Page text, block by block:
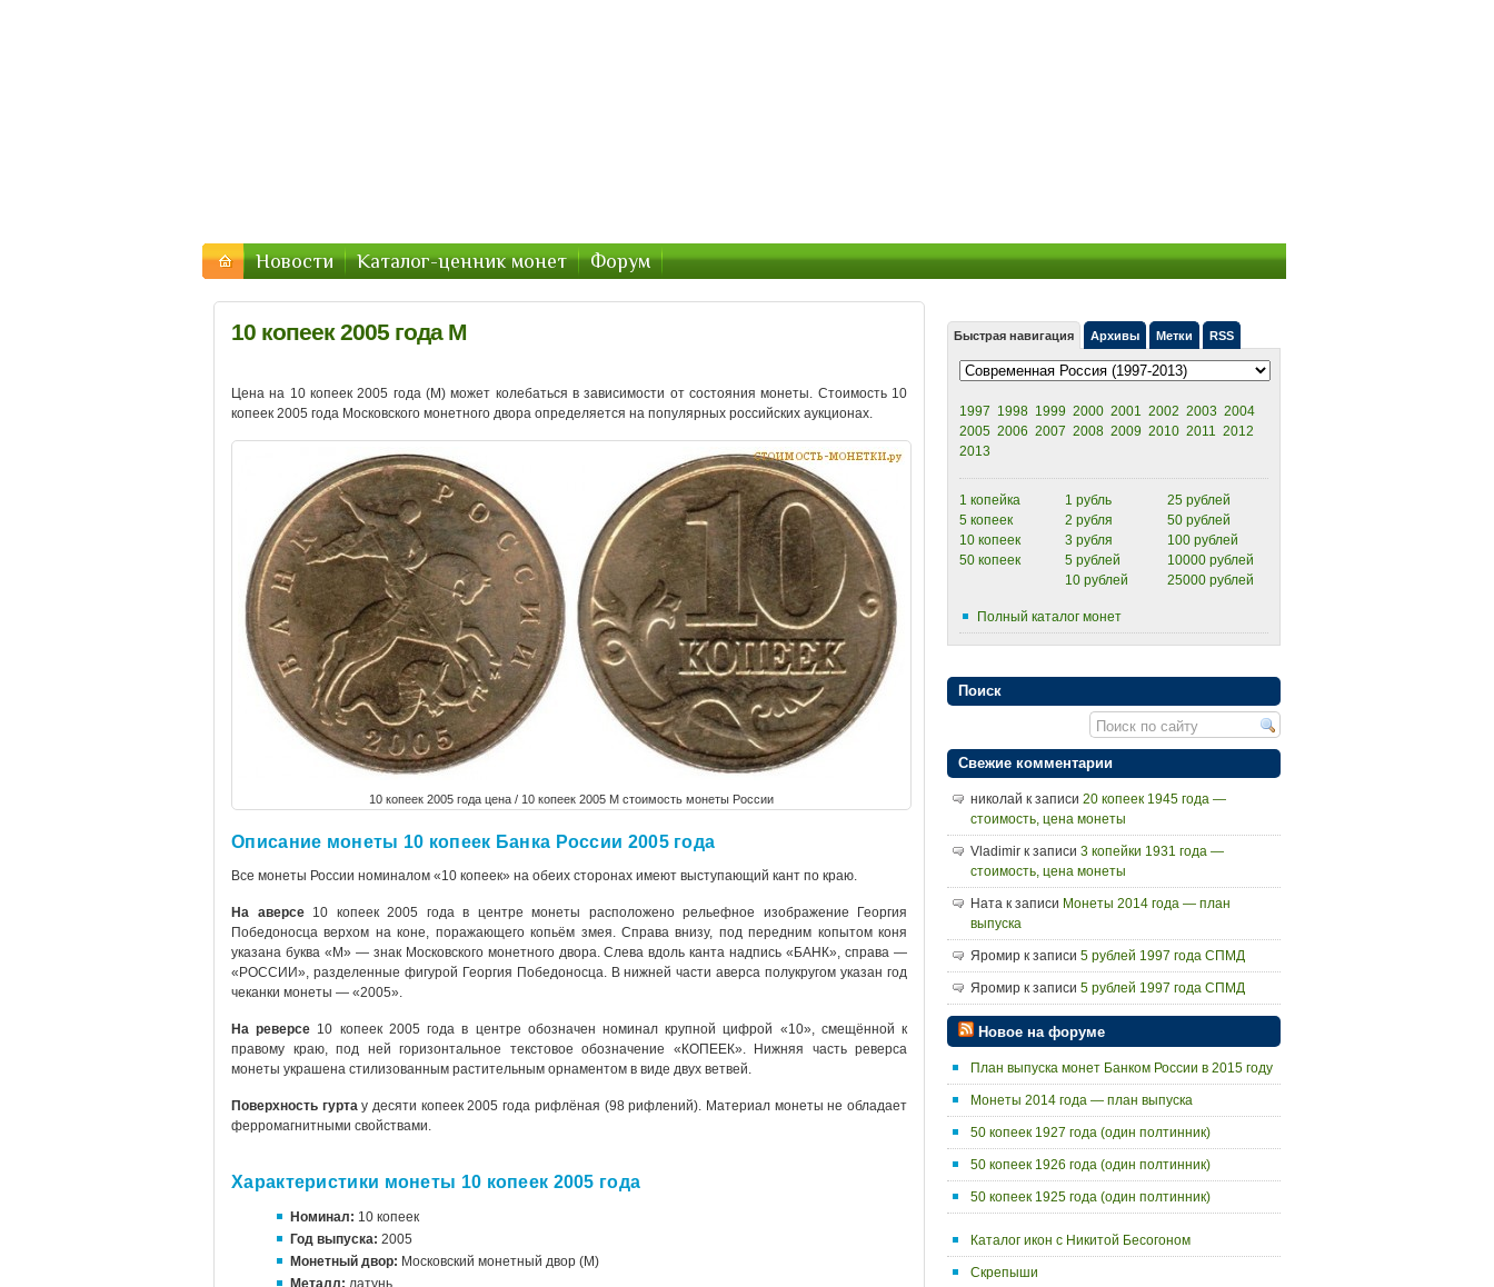
Новости Каталог-ценник монет Форум
10 копеек 2005 года М
Цена на 10 копеек 2005 года (М) может колебаться в зависимости от состояния монеты. Стоимость 10
копеек 2005 года Московского монетного двора определяется на популярных российских аукционах.
10 копеек 2005 года цена / 10 копеек 2005 М стоимость монеты России
Описание монеты 10 копеек Банка России 2005 года
Все монеты России номиналом «10 копеек» на обеих сторонах имеют выступающий кант по краю.
На аверсе10 копеек 2005 года в центре монеты расположено рельефное изображение Георгия
Победоносца верхом на коне, поражающего копьём змея. Справа внизу, под передним копытом коня
указана буква «М» — знак Московского монетного двора. Слева вдоль канта надпись «БАНК», справа —
«РОССИИ», разделенные фигурой Георгия Победоносца. В нижней части аверса полукругом указан год
чеканки монеты — «2005».
На реверсе 10 копеек 2005 года в центре обозначен номинал крупной цифрой «10», смещённой к
правому краю, под ней горизонтальное текстовое обозначение «КОПЕЕК». Нижняя часть реверса
монеты украшена стилизованным растительным орнаментом в виде двух ветвей.
Поверхность гурта у десяти копеек 2005 года рифлёная (98 рифлений). Материал монеты не обладает
ферромагнитными свойствами.
Характеристики монеты 10 копеек 2005 года
Номинал: 10 копеек
Год выпуска: 2005
Монетный двор: Московский монетный двор (М)
Быстрая навигация Архивы Метки RSS
1997 1998 1999 2000 2001 2002 2003 2004
2005 2006 2007 2008 2009 2010 2011 2012
2013
1 копейка
5 копеек
10 копеек
50 копеек
1 рубль
2 рубля
3 рубля
5 рублей
10 рублей
25 рублей
50 рублей
100 рублей
10000 рублей
25000 рублей
Полный каталог монет
Поиск
Свежие комментарии
николай к записи 20 копеек 1945 года —
стоимость, цена монеты
Vladimir к записи 3 копейки 1931 года —
стоимость, цена монеты
Ната к записи Монеты 2014 года — план
выпуска
Яромир к записи 5 рублей 1997 года СПМД
Яромир к записи 5 рублей 1997 года СПМД
Новое на форуме
План выпуска монет Банком России в 2015 году
Монеты 2014 года — план выпуска
50 копеек 1927 года (один полтинник)
50 копеек 1926 года (один полтинник)
50 копеек 1925 года (один полтинник)
Каталог икон с Никитой Бесогоном
Скрепыши